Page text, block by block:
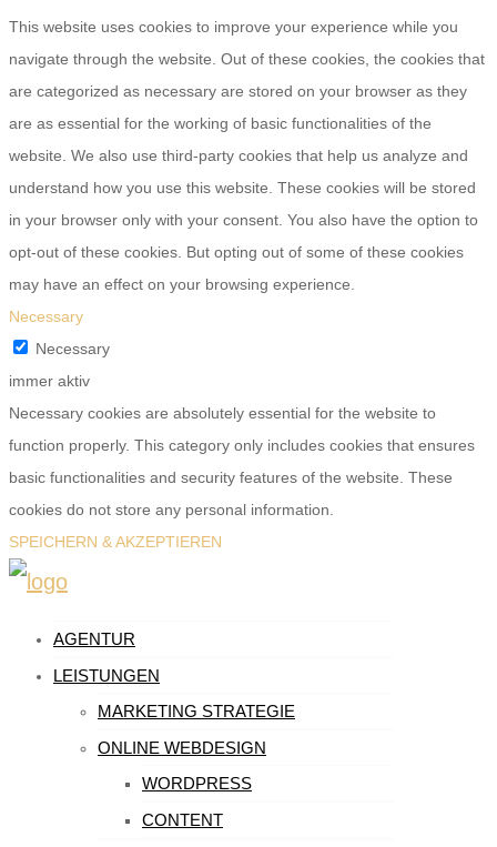
This website uses cookies to improve your experience while you
navigate through the website. Out of these cookies, the cookies that
are categorized as necessary are stored on your browser as they
are as essential for the working of basic functionalities of the
website. We also use third-party cookies that help us analyze and
understand how you use this website. These cookies will be stored
in your browser only with your consent. You also have the option to
opt-out of these cookies. But opting out of some of these cookies
may have an effect on your browsing experience.
Necessary
Necessary
immer aktiv
Necessary cookies are absolutely essential for the website to
function properly. This category only includes cookies that ensures
basic functionalities and security features of the website. These
cookies do not store any personal information.
SPEICHERN & AKZEPTIEREN
AGENTUR
LEISTUNGEN
MARKETING STRATEGIE
ONLINE WEBDESIGN
WORDPRESS
CONTENT